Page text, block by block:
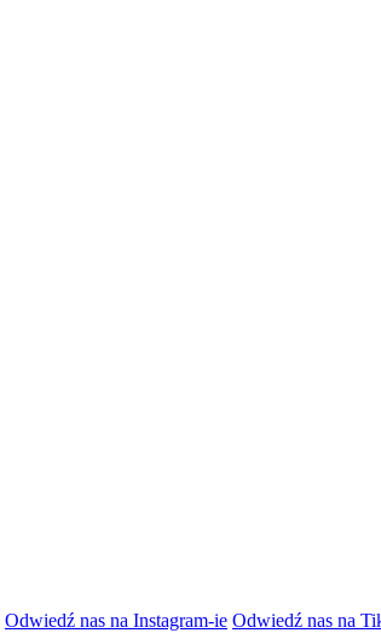
Odwiedź nas na Instagram-ie Odwiedź nas na